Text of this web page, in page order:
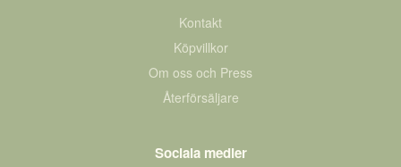
Kontakt
Köpvillkor
Om oss och Press
Återförsäljare
Sociala medier